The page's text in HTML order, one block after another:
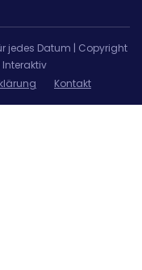
jedes Datum | Copyright
Interaktiv
Kontakt